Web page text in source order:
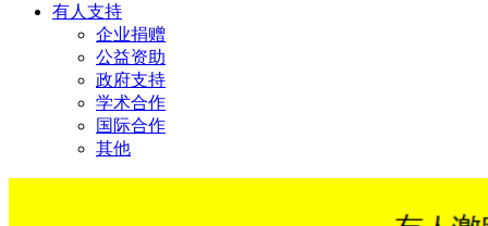
有人支持
企业捐赠
公益资助
政府支持
学术合作
国际合作
其他